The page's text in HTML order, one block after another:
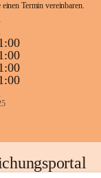
Termin vereinbaren.